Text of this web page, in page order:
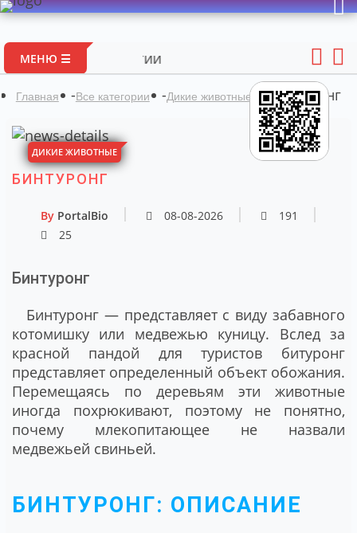
МЕНЮ ☰ Портал
Главная -Все категории -Дикие животные -Бинтуронг
ДИКИЕ ЖИВОТНЫЕ
БИНТУРОНГ
By PortalBio 08-08-2026
191
25
Бинтуронг
Бинтуронг — представляет с виду забавного
котомишку или медвежью куницу. Вслед за
красной пандой для туристов битуронг
представляет определенный объект обожания.
Перемещаясь по деревьям эти животные
иногда похрюкивают, поэтому не понятно,
почему млекопитающее не назвали
медвежьей свиньей.
БИНТУРОНГ: ОПИСАНИЕ